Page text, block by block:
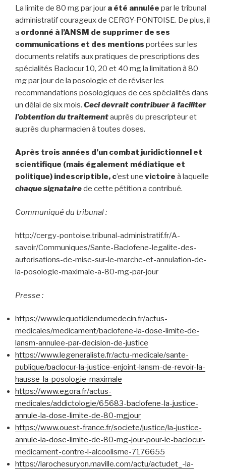
La limite de 80 mg par jour a été annulée par le tribunal
administratif courageux de CERGY-PONTOISE. De plus, il
a ordonné à l’ANSM de supprimer de ses
communications et des mentions portées sur les
documents relatifs aux pratiques de prescriptions des
spécialités Baclocur 10, 20 et 40 mg la limitation à 80
mg par jour de la posologie et de réviser les
recommandations posologiques de ces spécialités dans
un délai de six mois. Ceci devrait contribuer à faciliter
l’obtention du traitementauprès du prescripteur et
auprès du pharmacien à toutes doses.
Après trois années d’un combat juridictionnel et
scientifique (mais également médiatique et
politique) indescriptible, c’est une victoire à laquelle
chaque signatairede cette pétition a contribué.
Communiqué du tribunal :
http://cergy-pontoise.tribunal-administratif.fr/A-
savoir/Communiques/Sante-Baclofene-legalite-des-
autorisations-de-mise-sur-le-marche-et-annulation-de-
la-posologie-maximale-a-80-mg-par-jour
Presse :
https://www.lequotidiendumedecin.fr/actus-
medicales/medicament/baclofene-la-dose-limite-de-
lansm-annulee-par-decision-de-justice
https://www.legeneraliste.fr/actu-medicale/sante-
publique/baclocur-la-justice-enjoint-lansm-de-revoir-la-
hausse-la-posologie-maximale
https://www.egora.fr/actus-
medicales/addictologie/65683-baclofene-la-justice-
annule-la-dose-limite-de-80-mgjour
https://www.ouest-france.fr/societe/justice/la-justice-
annule-la-dose-limite-de-80-mg-jour-pour-le-baclocur-
medicament-contre-l-alcoolisme-7176655
https://larochesuryon.maville.com/actu/actudet_-la-